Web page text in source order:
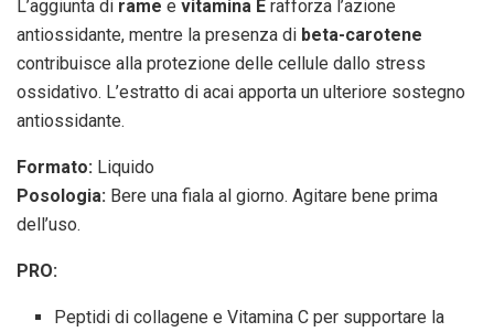
L’aggiunta di rame e vitamina E rafforza l’azione
antiossidante, mentre la presenza di beta-carotene
contribuisce alla protezione delle cellule dallo stress
ossidativo. L’estratto di acai apporta un ulteriore sostegno
antiossidante.
Formato: Liquido
Posologia: Bere una fiala al giorno. Agitare bene prima
dell’uso.
PRO:
Peptidi di collagene e Vitamina C per supportare la